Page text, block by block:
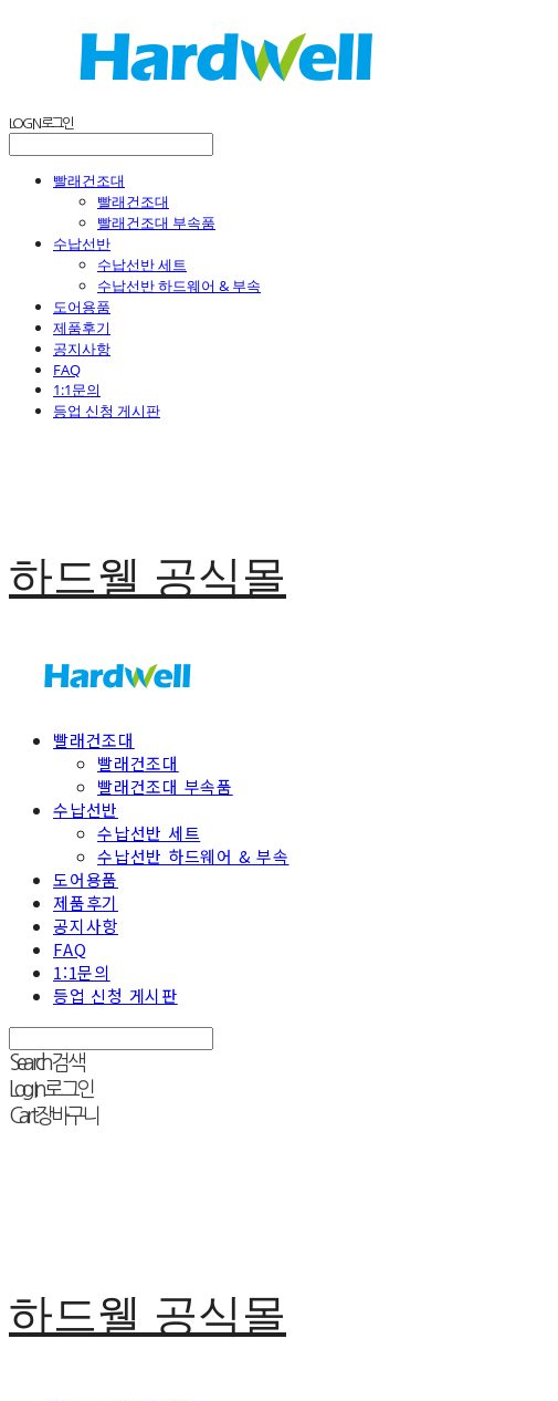
LOG IN로그인
빨래건조대
빨래건조대
빨래건조대 부속품
수납선반
수납선반 세트
수납선반 하드웨어 & 부속
도어용품
제품후기
공지사항
FAQ
1:1문의
등업 신청 게시판
하드웰 공식몰
빨래건조대
빨래건조대
빨래건조대 부속품
수납선반
수납선반 세트
수납선반 하드웨어 & 부속
도어용품
제품후기
공지사항
FAQ
1:1문의
등업 신청 게시판
Search검색
Log In로그인
Cart장바구니
하드웰 공식몰